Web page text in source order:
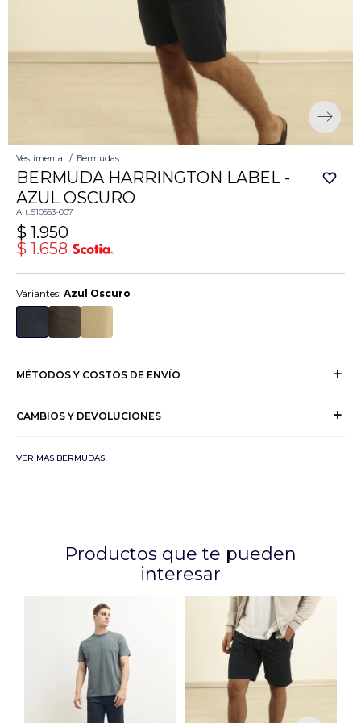
Vestimenta Bermudas
BERMUDA HARRINGTON LABEL -
AZUL OSCURO
510553-007
$ 1.950
$ 1.658
Variantes: Azul Oscuro
MÉTODOS Y COSTOS DE ENVÍO
CAMBIOS Y DEVOLUCIONES
VER MAS BERMUDAS
Productos que te pueden
interesar